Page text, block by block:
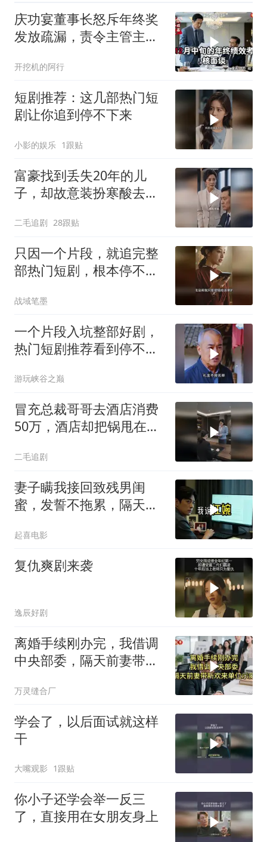
庆功宴董事长怒斥年终奖
发放疏漏，责令主管主动
下
开挖机的阿行
短剧推荐：这几部热门短
剧让你追到停不下来
小影的娱乐 1跟贴
富豪找到丢失20年的儿
子，却故意装扮寒酸去相
二毛追剧 28跟贴
只因一个片段，就追完整
部热门短剧，根本停不下
战域笔墨
一个片段入坑整部好剧，
热门短剧推荐看到停不下
游玩峡谷之巅
冒充总裁哥哥去酒店消费
50万，酒店却把锅甩在总
二毛追剧
妻子瞒我接回致残男闺
蜜，发誓不拖累，隔天我
起喜电影
复仇爽剧来袭
逸辰好剧
离婚手续刚办完，我借调
中央部委，隔天前妻带新
万灵缝合厂
学会了，以后面试就这样
干
大嘴观影 1跟贴
你小子还学会举一反三
了，直接用在女朋友身上